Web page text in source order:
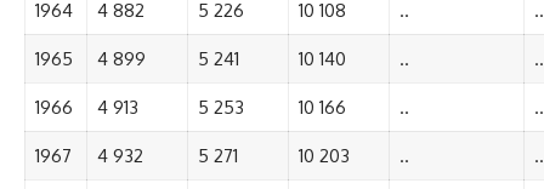
1964 4 882 5 226 10 108 .. ..
1965 4 899 5 241 10 140 .. ..
1966 4 913 5 253 10 166 .. ..
1967 4 932 5 271 10 203 .. ..